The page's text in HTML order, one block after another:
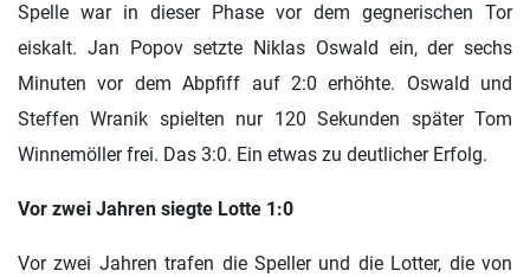
Spelle war in dieser Phase vor dem gegnerischen Tor
eiskalt. Jan Popov setzte Niklas Oswald ein, der sechs
Minuten vor dem Abpfiff auf 2:0 erhöhte. Oswald und
Steffen Wranik spielten nur 120 Sekunden später Tom
Winnemöller frei. Das 3:0. Ein etwas zu deutlicher Erfolg.
Vor zwei Jahren siegte Lotte 1:0
Vor zwei Jahren trafen die Speller und die Lotter, die von